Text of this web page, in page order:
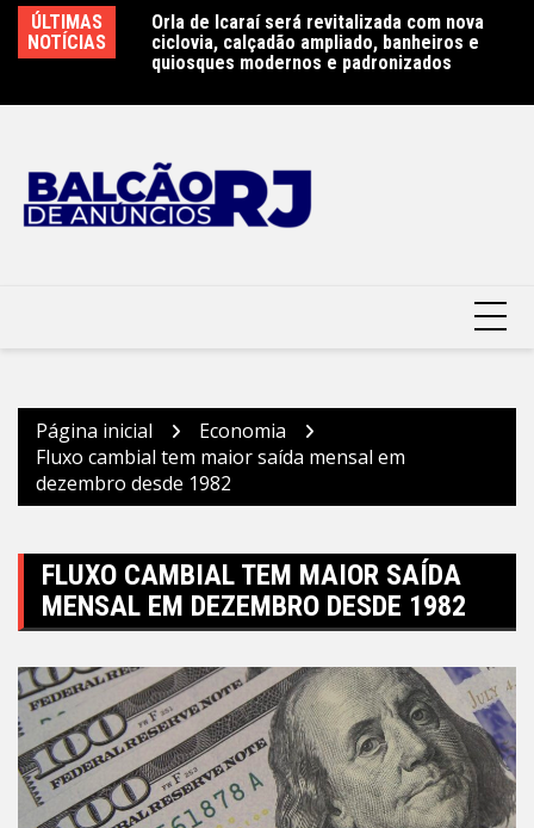
para
ÚLTIMAS
NOTÍCIAS
reforça cuidado
Orla de Icaraí será revitalizada com nova
ciclovia, calçadão ampliado, banheiros e
quiosques modernos e padronizados
Página inicial
Economia
Fluxo cambial tem maior saída mensal em
dezembro desde 1982
FLUXO CAMBIAL TEM MAIOR SAÍDA
MENSAL EM DEZEMBRO DESDE 1982